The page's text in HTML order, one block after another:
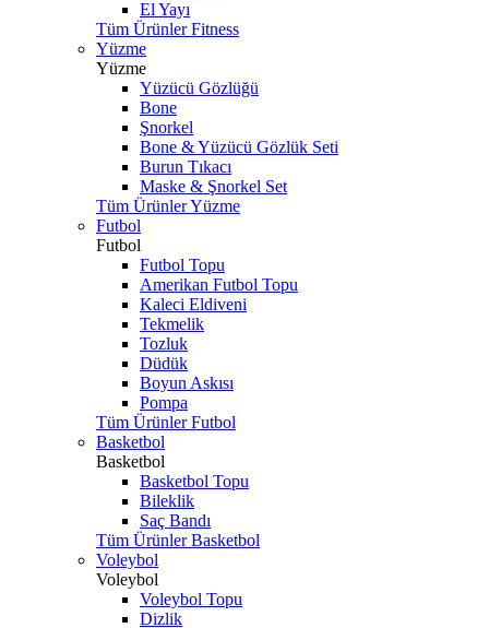
El Yayı
Tüm Ürünler Fitness
Yüzme
Yüzme
Yüzücü Gözlüğü
Bone
Şnorkel
Bone & Yüzücü Gözlük Seti
Burun Tıkacı
Maske & Şnorkel Set
Tüm Ürünler Yüzme
Futbol
Futbol
Futbol Topu
Amerikan Futbol Topu
Kaleci Eldiveni
Tekmelik
Tozluk
Düdük
Boyun Askısı
Pompa
Tüm Ürünler Futbol
Basketbol
Basketbol
Basketbol Topu
Bileklik
Saç Bandı
Tüm Ürünler Basketbol
Voleybol
Voleybol
Voleybol Topu
Dizlik